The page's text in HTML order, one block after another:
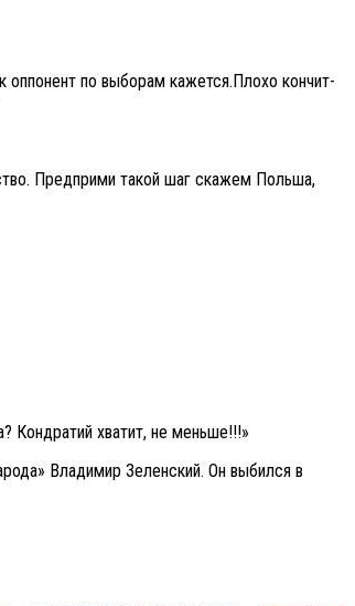
по выборам кажется.Плохо кончит-
Предприми такой шаг скажем Польша,
Кондратий хватит, не меньше!!!»
Владимир Зеленский. Он выбился в